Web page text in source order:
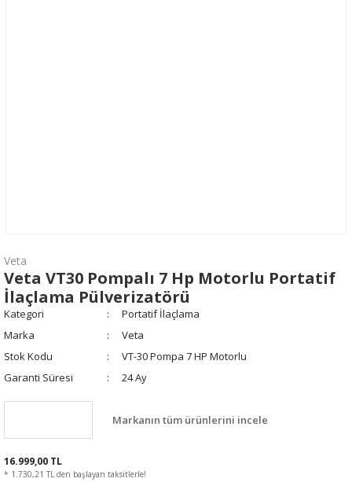
Veta
Veta VT30 Pompalı 7 Hp Motorlu Portatif
İlaçlama Pülverizatörü
Kategori
Portatif İlaçlama
Marka
Veta
Stok Kodu
VT-30 Pompa 7 HP Motorlu
Garanti Süresi
24 Ay
Markanın tüm ürünlerini incele
16.999,00 TL
* 1.730,21 TL den başlayan taksitlerle!